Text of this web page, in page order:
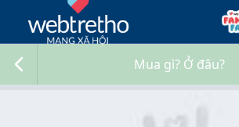
Mua gì? Ở đâu?